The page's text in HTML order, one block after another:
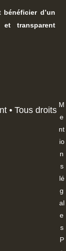
bénéficier d’un
et transparent
• Tous droits
M
e
nt
io
n
s
lé
g
al
e
s
P